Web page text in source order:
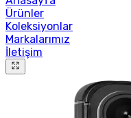
Ürünler
Koleksiyonlar
Markalarımız
İletişim